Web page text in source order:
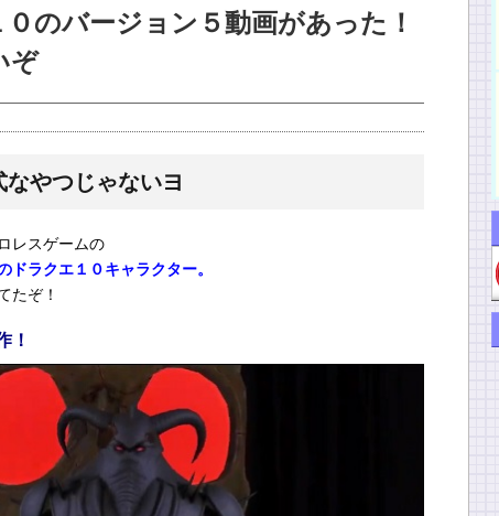
のバージョン５動画があった！
ぞ
やつじゃないヨ
レスゲームの
ドラクエ１０キャラクター。
たぞ！
！